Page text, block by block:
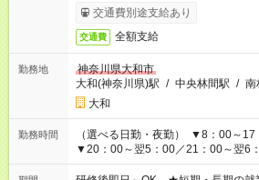
＃日収1万円以上
交通費別途支給あり
交通費 全額支給
勤務地
神奈川県大和市
大和(神奈川県)駅 / 中央林間駅 / 南
大和
勤務時間
（選べる日勤・夜勤） ▼8：00～
▼20：00～翌5：00／21：00～翌6